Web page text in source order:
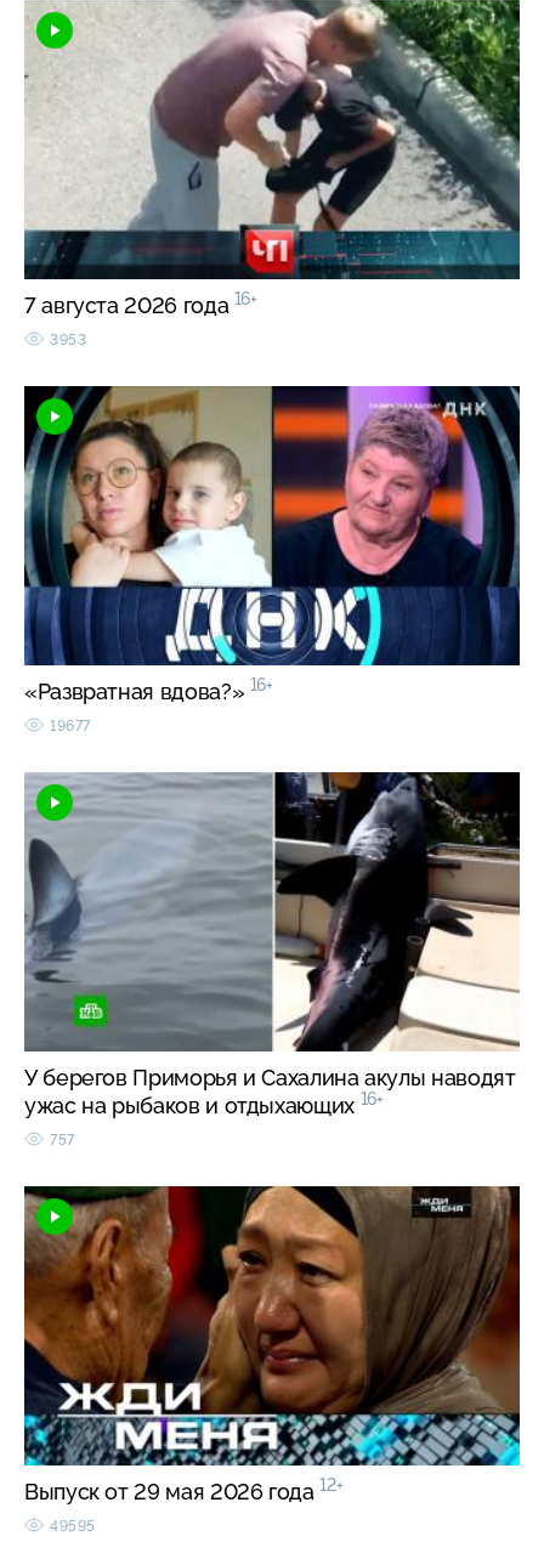
7 августа 2026 года 16+
3953
«Развратная вдова?» 16+
19677
У берегов Приморья и Сахалина акулы наводят
ужас на рыбаков и отдыхающих 16+
757
Выпуск от 29 мая 2026 года 12+
49595